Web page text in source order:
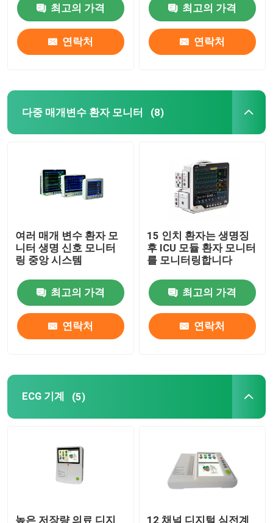
제품
공장 견학
주사기 주입 펌프
최고의 가격
연락처
최고의 가격
연락처
다중 매개변수 환자 모니터 (8)
여러 매개 변수 환자 모
니터 생명 신호 모니터
링 중앙 시스템
최고의 가격
연락처
15 인치 환자는 생명징
후 ICU 모듈 환자 모니터
를 모니터링합니다
최고의 가격
연락처
ECG 기계 (5)
높은 저장량 의료 디지
12 채널 디지털 심전계